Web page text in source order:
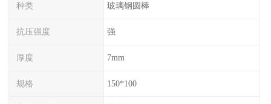
种类 玻璃钢圆棒
抗压强度 强
厚度 7mm
规格 150*100